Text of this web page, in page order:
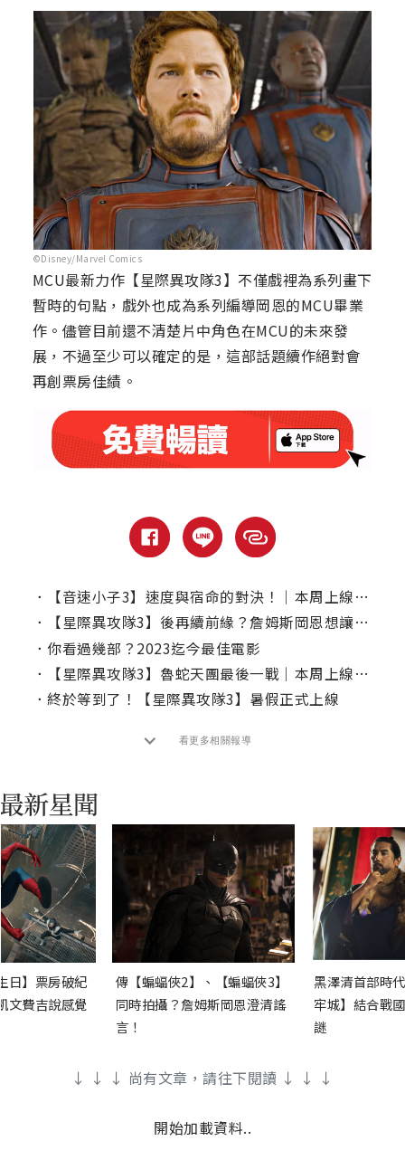
©Disney/Marvel Comics
MCU最新力作【星際異攻隊3】不僅戲裡為系列畫下
暫時的句點，戲外也成為系列編導岡恩的MCU畢業
作。儘管目前還不清楚片中角色在MCU的未來發
展，不過至少可以確定的是，這部話題續作絕對會
再創票房佳績。
．
【音速小子3】速度與宿命的對決！｜本周上線、電視首播推薦
．
【星際異攻隊3】後再續前緣？詹姆斯岡恩想讓她也加入DCU！
． 你看過幾部？2023迄今最佳電影
．
【星際異攻隊3】魯蛇天團最後一戰｜本周上線、電視首播推薦
． 終於等到了！【星際異攻隊3】暑假正式上線
看更多相關報導
日】票房破紀
文費吉說感覺
傳【蝙蝠俠2】、【蝙蝠俠3】
同時拍攝？詹姆斯岡恩澄清謠
言！
黑澤清首部時
牢城】結合戰
謎
↓ ↓ ↓ 尚有文章，請往下閱讀 ↓ ↓ ↓
開始加載資料..